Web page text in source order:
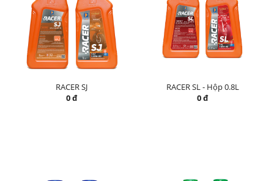
RACER SJ
0 đ
RACER SL - Hộp 0.8L
0 đ